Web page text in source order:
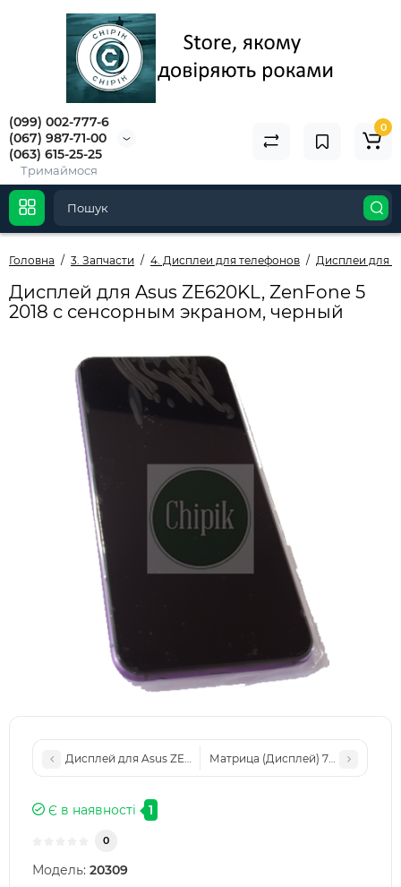
(099) 002-777-6
(067) 987-71-00
(063) 615-25-25
Тримаймося
0
Головна 3. Запчасти 4. Дисплеи для телефонов Дисплеи для
Дисплей для Asus ZE620KL, ZenFone 5
2018 с сенсорным экраном, черный
Дисплей для Asus ZE551KL, ZenFone 2 Laser с сенсорным
Матрица (Дисплей) 7 дюймов Asus
Є в наявності 1
0
Модель: 20309